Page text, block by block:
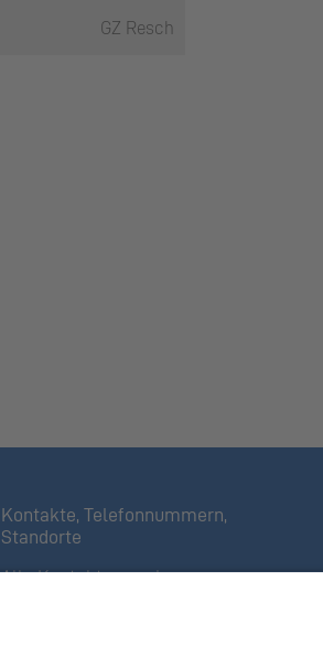
GZ Resch
Kontakte, Telefonnummern,
Standorte
Alle Kontakte anzeigen